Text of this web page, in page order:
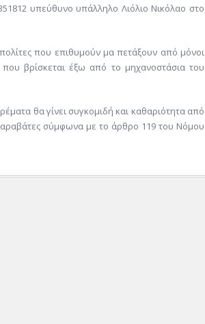
υπεύθυνο υπάλληλο Λιόλιο Νικόλαο στο
που επιθυμούν μα πετάξουν από μόνοι
βρίσκεται έξω από το μηχανοστάσια του
θα γίνει συγκομιδή και καθαριότητα από
σύμφωνα με το άρθρο 119 του Νόμου